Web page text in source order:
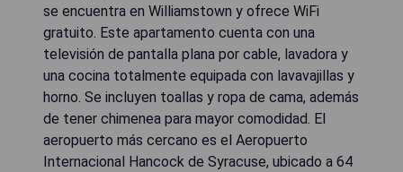
se encuentra en Williamstown y ofrece WiFi
gratuito. Este apartamento cuenta con una
televisión de pantalla plana por cable, lavadora y
una cocina totalmente equipada con lavavajillas y
horno. Se incluyen toallas y ropa de cama, además
de tener chimenea para mayor comodidad. El
aeropuerto más cercano es el Aeropuerto
Internacional Hancock de Syracuse, ubicado a 64